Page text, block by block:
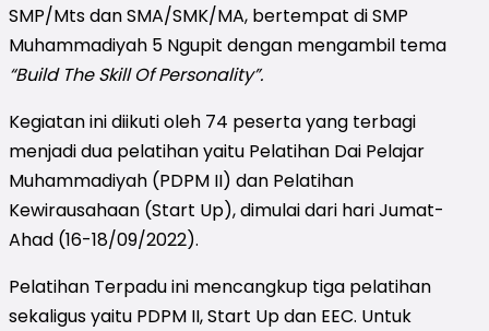
SMP/Mts dan SMA/SMK/MA, bertempat di SMP
Muhammadiyah 5 Ngupit dengan mengambil tema
“Build The Skill Of Personality”.
Kegiatan ini diikuti oleh 74 peserta yang terbagi
menjadi dua pelatihan yaitu Pelatihan Dai Pelajar
Muhammadiyah (PDPM II) dan Pelatihan
Kewirausahaan (Start Up), dimulai dari hari Jumat-
Ahad (16-18/09/2022).
Pelatihan Terpadu ini mencangkup tiga pelatihan
sekaligus yaitu PDPM II, Start Up dan EEC. Untuk